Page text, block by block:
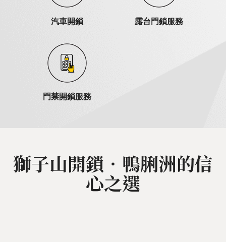
汽車開鎖 露台門鎖服務
門禁開鎖服務
獅子山開鎖‧鴨脷洲的信
心之選